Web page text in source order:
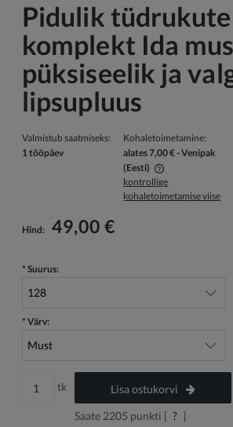
Pidulik tüdrukute
komplekt Ida
püksiseelik ja
lipsupluus
Valmistub saatmiseks:
1 tööpäev
Kohaletoimetamine:
alates 7,00 €- Venipak
(Eesti)
Hind ei sisalda võimalikke maksekulusid
kontrollige
kohaletoimetamise viise
Hind: 49,00 €
* Suurus:
* Värv:
tk
Lisa ostukorvi
Saate 2205 punkti [ ? ]